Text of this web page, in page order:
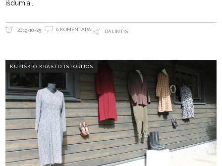
išdumia
2019-10-25 6 KOMENTARAI DALINTIS
KUPIŠKIO KRAŠTO ISTORIJOS